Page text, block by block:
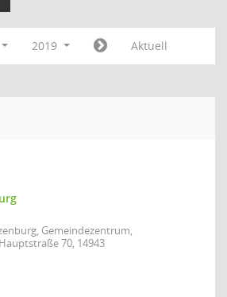
2019 Aktuell
Gemeindezentrum,
70, 14943